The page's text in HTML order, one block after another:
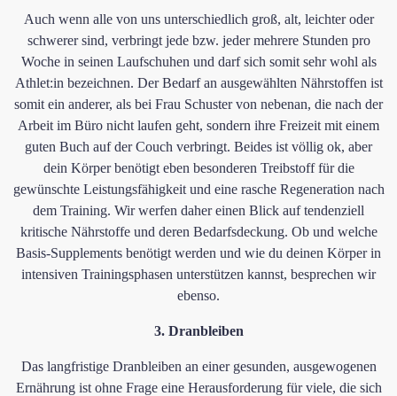
Auch wenn alle von uns unterschiedlich groß, alt, leichter oder
schwerer sind, verbringt jede bzw. jeder mehrere Stunden pro
Woche in seinen Laufschuhen und darf sich somit sehr wohl als
Athlet:in bezeichnen. Der Bedarf an ausgewählten Nährstoffen ist
somit ein anderer, als bei Frau Schuster von nebenan, die nach der
Arbeit im Büro nicht laufen geht, sondern ihre Freizeit mit einem
guten Buch auf der Couch verbringt. Beides ist völlig ok, aber​
dein Körper benötigt eben besonderen Treibstoff für die
gewünschte Leistungsfähigkeit und eine rasche Regeneration nach
dem Training. Wir werfen daher einen Blick auf tendenziell
kritische Nährstoffe und deren Bedarfsdeckung. Ob und welche
Basis-Supplements benötigt werden und wie du deinen Körper in
intensiven Trainingsphasen unterstützen kannst, besprechen wir
ebenso.
​3. Dranbleiben
Das langfristige Dranbleiben an einer gesunden, ausgewogenen
Ernährung ist ohne Frage eine Herausforderung für viele, die sich